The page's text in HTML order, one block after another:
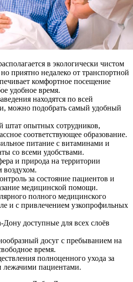
в экологически чистом
приятно недалеко от транспортной
комфортное посещение
удобное время.
находятся по всей
можно подобрать самый удобный
штат опытных сотрудников,
соответствующее образование.
питание с витаминами и
со всеми удобствами.
и природа на территории
воздухом.
за состояние пациентов и
медицинской помощи.
полного медицинского
и с привлечением узкопрофильных
доступные для всех слоёв
досуг с пребыванием на
время.
полноценного ухода за
лежачими пациентами.